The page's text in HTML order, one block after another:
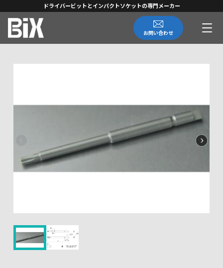
ドライバービットとインパクトソケットの専門メーカー
お問い合わせ